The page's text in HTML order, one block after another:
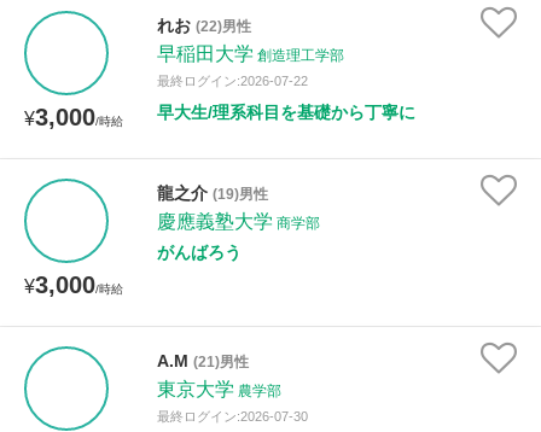
¥3,000/時給
れお (22)男性
早稲田大学 創造理工学部
最終ログイン:2026-07-22
早大生/理系科目を基礎から丁寧に
¥3,000/時給
龍之介 (19)男性
慶應義塾大学 商学部
がんばろう
A.M (21)男性
東京大学 農学部
最終ログイン:2026-07-30
年齢：18-101歳
性別